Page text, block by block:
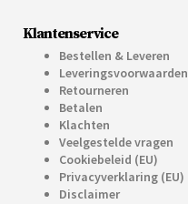
Klantenservice
Bestellen & Leveren
Leveringsvoorwaarden
Retourneren
Betalen
Klachten
Veelgestelde vragen
Cookiebeleid (EU)
Privacyverklaring (EU)
Disclaimer